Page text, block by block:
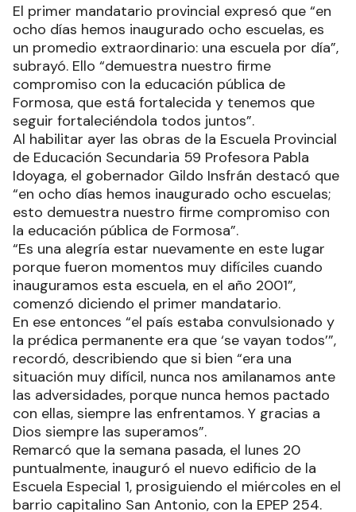
El primer mandatario provincial expresó que “en
ocho días hemos inaugurado ocho escuelas, es
un promedio extraordinario: una escuela por día”,
subrayó. Ello “demuestra nuestro firme
compromiso con la educación pública de
Formosa, que está fortalecida y tenemos que
seguir fortaleciéndola todos juntos”.
Al habilitar ayer las obras de la Escuela Provincial
de Educación Secundaria 59 Profesora Pabla
Idoyaga, el gobernador Gildo Insfrán destacó que
“en ocho días hemos inaugurado ocho escuelas;
esto demuestra nuestro firme compromiso con
la educación pública de Formosa”.
“Es una alegría estar nuevamente en este lugar
porque fueron momentos muy difíciles cuando
inauguramos esta escuela, en el año 2001”,
comenzó diciendo el primer mandatario.
En ese entonces “el país estaba convulsionado y
la prédica permanente era que ‘se vayan todos’”,
recordó, describiendo que si bien “era una
situación muy difícil, nunca nos amilanamos ante
las adversidades, porque nunca hemos pactado
con ellas, siempre las enfrentamos. Y gracias a
Dios siempre las superamos”.
Remarcó que la semana pasada, el lunes 20
puntualmente, inauguró el nuevo edificio de la
Escuela Especial 1, prosiguiendo el miércoles en el
barrio capitalino San Antonio, con la EPEP 254.